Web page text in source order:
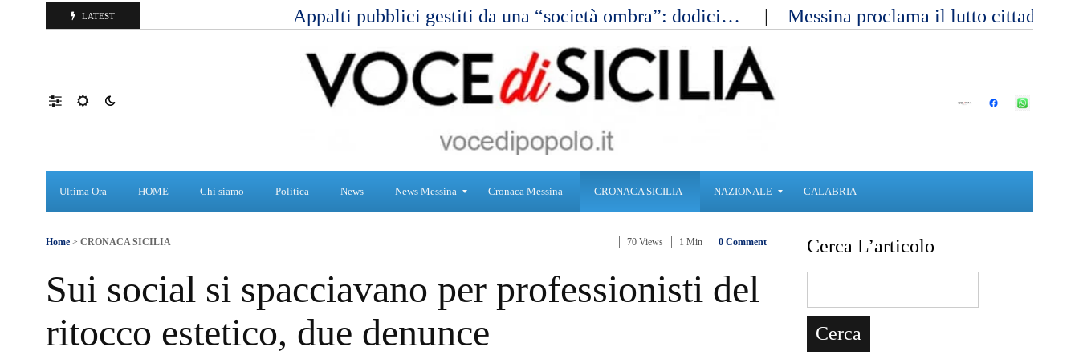
LATEST Appalti pubblici gestiti da una “società ombra”: dodici… Messina proclama il lutto cittadino
Ultima Ora HOME Chi siamo Politica News News Messina
n
i
à
Cronaca Messina CRONACA SICILIA NAZIONALE CALABRIA
Home > CRONACA SICILIA 70 Views 1 Min 0 Comment
Sui social si spacciavano per professionisti del
ritocco estetico, due denunce
Cerca L’articolo